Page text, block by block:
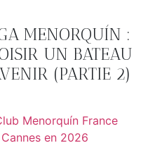
MENORQUÍN :
UN BATEAU
(PARTIE 2)